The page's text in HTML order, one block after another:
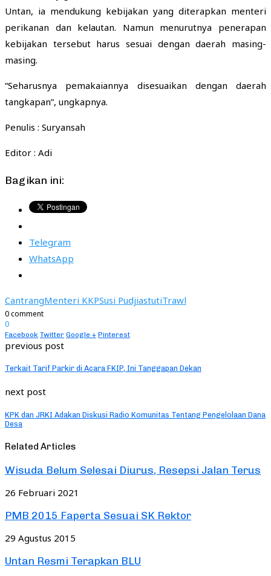
Untan, ia mendukung kebijakan yang diterapkan menteri
perikanan dan kelautan. Namun menurutnya penerapan
kebijakan tersebut harus sesuai dengan daerah masing-
masing.
“Seharusnya pemakaiannya disesuaikan dengan daerah
tangkapan”, ungkapnya.
Penulis : Suryansah
Editor : Adi
Bagikan ini:
Telegram
WhatsApp
CantrangMenteri KKPSusi PudjiastutiTrawl
0 comment
0
Facebook Twitter Google + Pinterest
previous post
Terkait Tarif Parkir di Acara FKIP, Ini Tanggapan Dekan
next post
KPK dan JRKI Adakan Diskusi Radio Komunitas Tentang Pengelolaan Dana
Desa
Related Articles
Wisuda Belum Selesai Diurus, Resepsi Jalan Terus
26 Februari 2021
PMB 2015 Faperta Sesuai SK Rektor
29 Agustus 2015
Untan Resmi Terapkan BLU